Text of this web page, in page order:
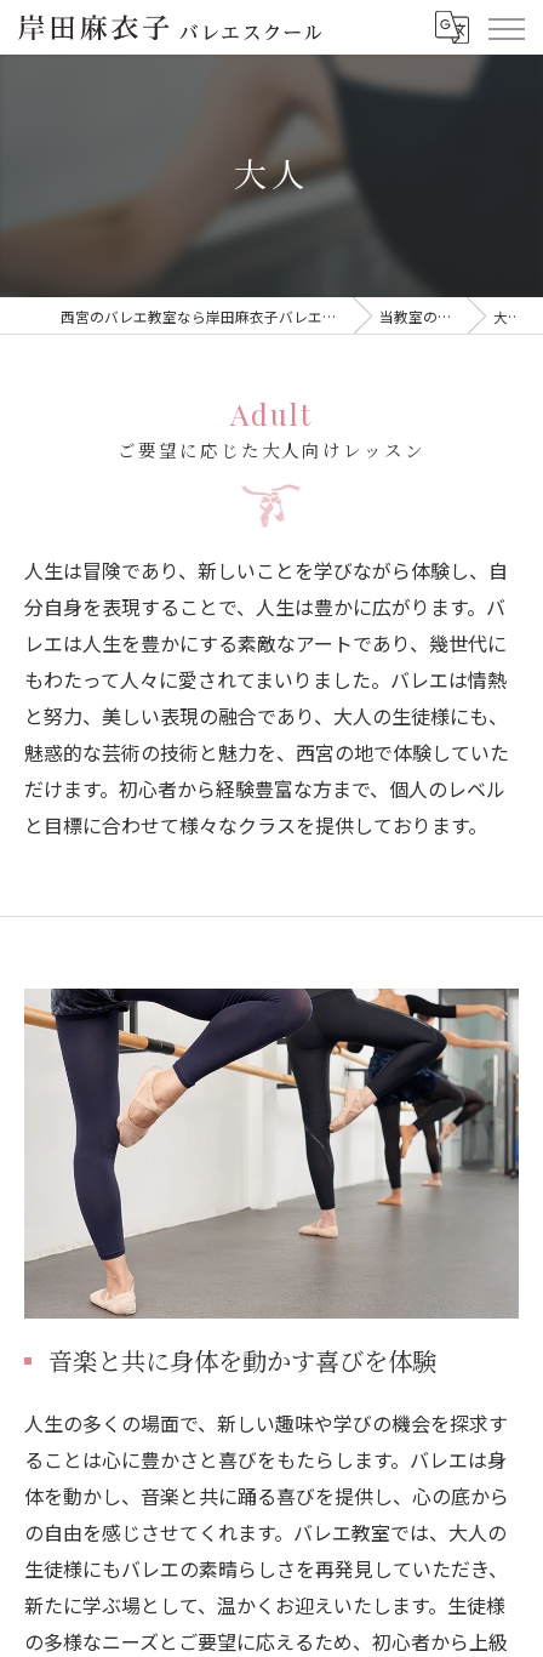
大人
西宮のバレエ教室なら岸田麻衣子バレエスクール 当教室の特徴 大人
ご要望に応じた大人向けレッスン
Adult
人生は冒険であり、新しいことを学びながら体験し、自
分自身を表現することで、人生は豊かに広がります。バ
レエは人生を豊かにする素敵なアートであり、幾世代に
もわたって人々に愛されてまいりました。バレエは情熱
と努力、美しい表現の融合であり、大人の生徒様にも、
魅惑的な芸術の技術と魅力を、西宮の地で体験していた
だけます。初心者から経験豊富な方まで、個人のレベル
と目標に合わせて様々なクラスを提供しております。
音楽と共に身体を動かす喜びを体験
人生の多くの場面で、新しい趣味や学びの機会を探求す
ることは心に豊かさと喜びをもたらします。バレエは身
体を動かし、音楽と共に踊る喜びを提供し、心の底から
の自由を感じさせてくれます。バレエ教室では、大人の
生徒様にもバレエの素晴らしさを再発見していただき、
新たに学ぶ場として、温かくお迎えいたします。生徒様
の多様なニーズとご要望に応えるため、初心者から上級